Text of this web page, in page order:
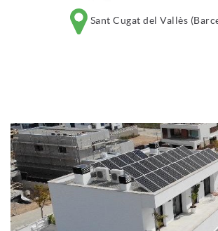
Sant Cugat del Vallès